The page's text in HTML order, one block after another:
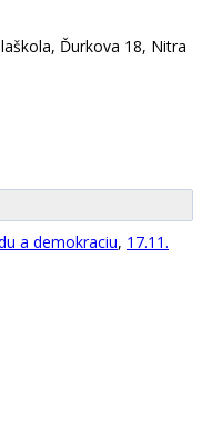
Ďurkova 18, Nitra
a demokraciu, 17.11.